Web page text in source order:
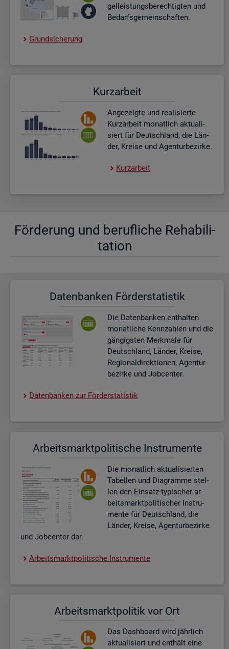
gel­leis­tungs­be­rech­tig­ten und
Be­darfs­ge­mein­schaf­ten.
Grund­si­che­rung
Kurz­ar­beit
An­ge­zeig­te und rea­li­sier­te
Kurz­ar­beit mo­nat­lich ak­tua­li­
siert für Deutsch­land, die Län­
der, Krei­se und Agen­tur­be­zir­ke.
Kurz­ar­beit
För­de­rung und be­ruf­li­che Re­ha­bi­li­
ta­ti­on
Da­ten­ban­ken För­der­sta­tis­tik
Die Da­ten­ban­ken ent­hal­ten
mo­nat­li­che Kenn­zah­len und die
gän­gigs­ten Merk­ma­le für
Deutsch­land, Län­der, Krei­se,
Re­gio­nal­di­rek­tio­nen, Agen­tur­
be­zir­ke und Job­cen­ter.
Da­ten­ban­ken zur För­der­sta­tis­tik
Ar­beits­markt­po­li­ti­sche In­stru­men­te
Die mo­nat­lich ak­tua­li­sier­ten
Ta­bel­len und Dia­gram­me stel­
len den Ein­satz ty­pi­scher ar­
beits­markt­po­li­ti­scher In­stru­
men­te für Deutsch­land, die
Län­der, Krei­se, Agen­tur­be­zir­ke
und Job­cen­ter dar.
Ar­beits­markt­po­li­ti­sche In­stru­men­te
Ar­beits­markt­po­li­tik vor Ort
Das Da­sh­board wird jähr­lich
ak­tua­li­siert und ent­hält eine